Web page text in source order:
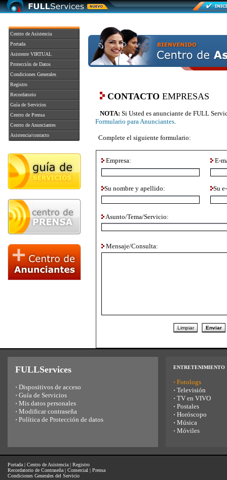
Centro de Asistencia
Portada
Asistente VIRTUAL
Protección de Datos
Condiciones Generales
Registro
Recordatorio
Guía de Servicios
Centro de Prensa
Centro de Anunciantes
Asistencia/contacto
CONTACTO EMPRESAS
NOTA: Si Usted es anunciante de FULL
Formulario para Anunciantes.
Complete el siguiente formulario:
Empresa: E-
Su nombre y apellido: Su
Asunto/Tema/Servicio:
Mensaje/Consulta:
FULLServices
· Dispositivos de acceso
· Guía de Servicios
· Mis datos personales
· Modificar contraseña
· Política de Protección de datos
ENTRETENIMIENTO
· Fotologs
· Televisión
· TV en VIVO
· Postales
· Horóscopo
· Música
· Móviles
Portada | Centro de Asistencia | Registro
Recordatorio de Contraseña | Comercial | Prensa
Condiciones Generales del Servicio